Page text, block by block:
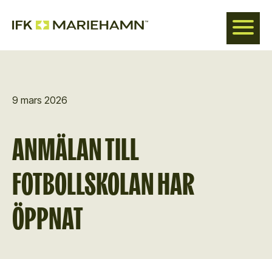
9 mars 2026
ANMÄLAN TILL
FOTBOLLSKOLAN HAR
ÖPPNAT